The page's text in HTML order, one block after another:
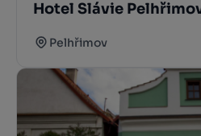
Hotel Slávie
Pelhřimov